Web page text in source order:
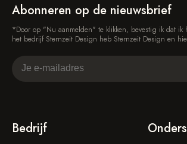
Abonneren op de nieuwsbrief
*Door op "Nu aanmelden" te klikken, bevestig ik dat ik
het bedrijf Sternzeit Design heb Sternzeit Design en
Bedrijf